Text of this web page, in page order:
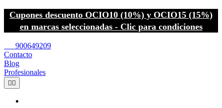
Cupones descuento OCIO10 (10%) y OCIO15 (15%)
en marcas seleccionadas - Clic para condiciones
900649209
Contacto
Blog
Profesionales
 